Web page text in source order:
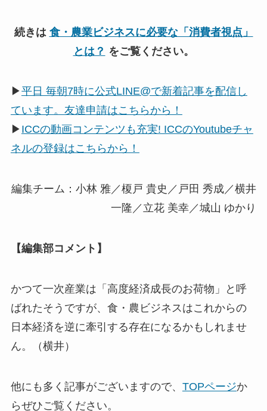
続きは 食・農業ビジネスに必要な「消費者視点」
とは？ をご覧ください。
▶平日 毎朝7時に公式LINE@で新着記事を配信し
ています。友達申請はこちらから！
▶ ICCの動画コンテンツも充実! ICCのYoutubeチャ
ネルの登録はこちらから！
編集チーム：小林 雅／榎戸 貴史／戸田 秀成／横井
一隆／立花 美幸／城山 ゆかり
【編集部コメント】
かつて一次産業は「高度経済成長のお荷物」と呼
ばれたそうですが、食・農ビジネスはこれからの
日本経済を逆に牽引する存在になるかもしれませ
ん。（横井）
他にも多く記事がございますので、 TOPページか
らぜひご覧ください。